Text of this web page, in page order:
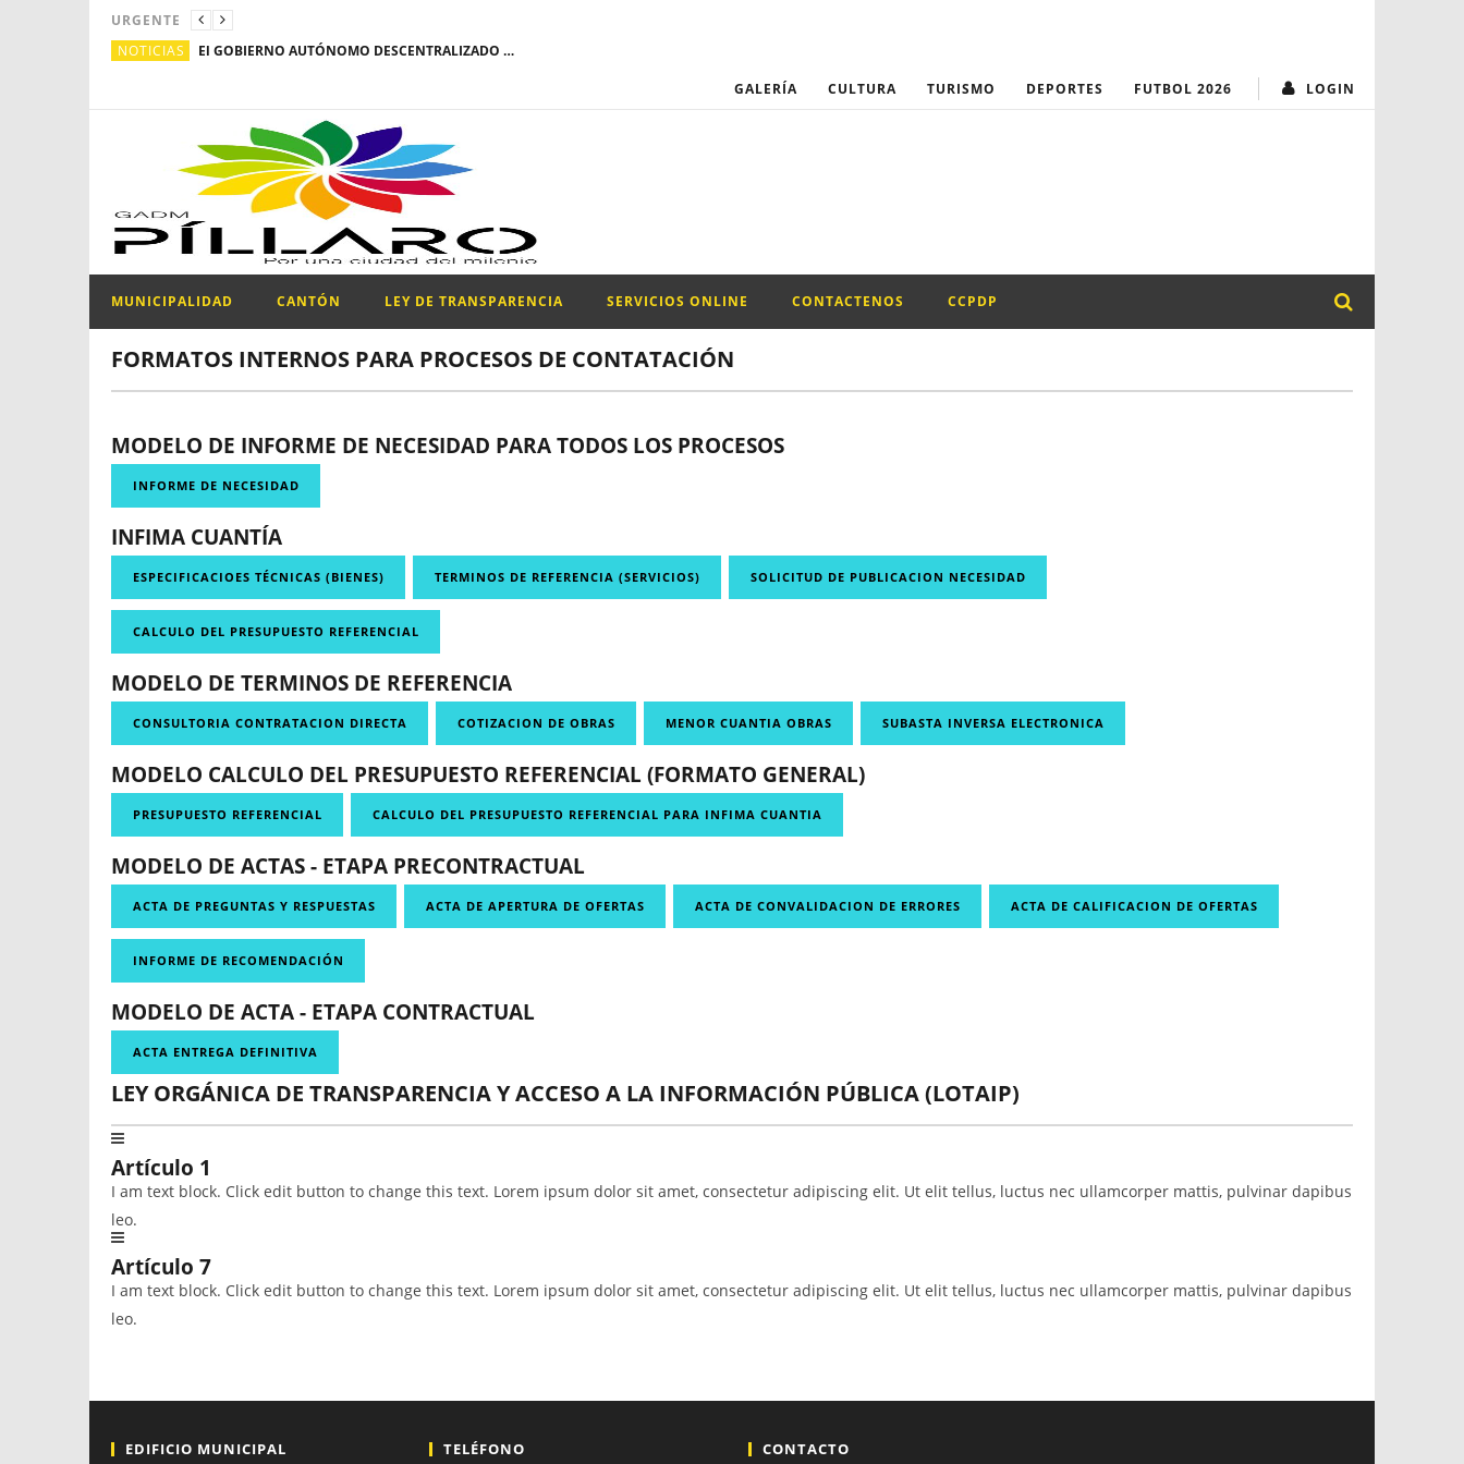
URGENTE
NOTICIAS
El GOBIERNO AUTÓNOMO DESCENTRALIZADO MUNICIPAL DEL CANTÓN SANTIAGO DE PÍLLARO convoca a través del Portal Institucional del Servicio Nacional de Contratación Pública, la participación para el proceso de “CONTRATACIÓN DE UN PROMOTOR PARA LA EJECUCIÓN DEL PROYECTO DE LA CONFRATERNIDAD CULTURAL PILLAREÑA 2026.”
LOGIN
GALERÍA CULTURA TURISMO DEPORTES FUTBOL 2026
MUNICIPALIDAD CANTÓN LEY DE TRANSPARENCIA SERVICIOS ONLINE CONTACTENOS CCPDP
FORMATOS INTERNOS PARA PROCESOS DE CONTATACIÓN
MODELO DE INFORME DE NECESIDAD PARA TODOS LOS PROCESOS
INFORME DE NECESIDAD
INFIMA CUANTÍA
ESPECIFICACIOES TÉCNICAS (BIENES) TERMINOS DE REFERENCIA (SERVICIOS) SOLICITUD DE PUBLICACION NECESIDAD
CALCULO DEL PRESUPUESTO REFERENCIAL
MODELO DE TERMINOS DE REFERENCIA
CONSULTORIA CONTRATACION DIRECTA COTIZACION DE OBRAS MENOR CUANTIA OBRAS SUBASTA INVERSA ELECTRONICA
MODELO CALCULO DEL PRESUPUESTO REFERENCIAL (FORMATO GENERAL)
PRESUPUESTO REFERENCIAL CALCULO DEL PRESUPUESTO REFERENCIAL PARA INFIMA CUANTIA
MODELO DE ACTAS - ETAPA PRECONTRACTUAL
ACTA DE PREGUNTAS Y RESPUESTAS ACTA DE APERTURA DE OFERTAS ACTA DE CONVALIDACION DE ERRORES ACTA DE CALIFICACION DE OFERTAS
INFORME DE RECOMENDACIÓN
MODELO DE ACTA - ETAPA CONTRACTUAL
ACTA ENTREGA DEFINITIVA
LEY ORGÁNICA DE TRANSPARENCIA Y ACCESO A LA INFORMACIÓN PÚBLICA (LOTAIP)
Artículo 1
I am text block. Click edit button to change this text. Lorem ipsum dolor sit amet, consectetur adipiscing elit. Ut elit tellus, luctus nec ullamcorper mattis, pulvinar dapibus
leo.
Artículo 7
I am text block. Click edit button to change this text. Lorem ipsum dolor sit amet, consectetur adipiscing elit. Ut elit tellus, luctus nec ullamcorper mattis, pulvinar dapibus
leo.
EDIFICIO MUNICIPAL TELÉFONO CONTACTO